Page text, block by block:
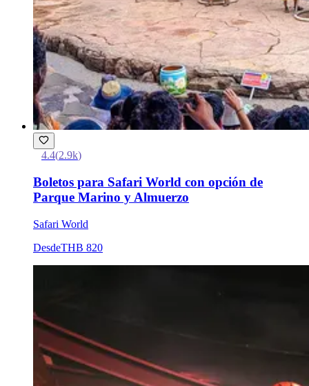
4.4(2.9k)
Boletos para Safari World con opción de
Parque Marino y Almuerzo
Safari World
DesdeTHB 820